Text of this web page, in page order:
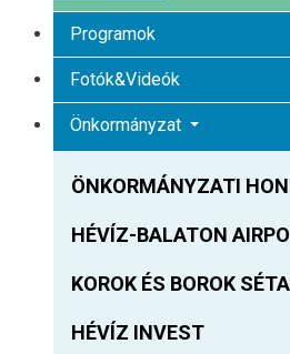
Programok
Fotók&Videók
Önkormányzat
ÖNKORMÁNYZATI
HÉVÍZ-BALATON
KOROK ÉS BOROK
HÉVÍZ INVEST